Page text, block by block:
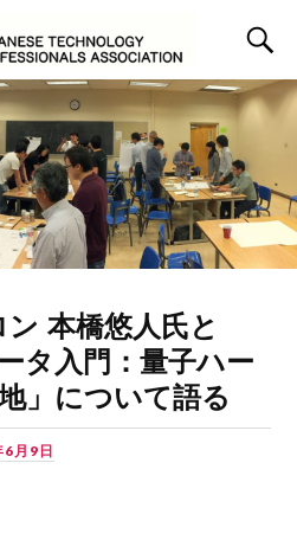
本橋悠人氏と
タ入門：量子ハー
」について語る
月9日